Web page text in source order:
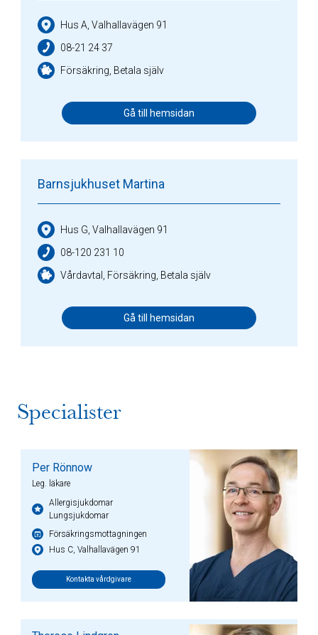
Hus A, Valhallavägen 91
08-21 24 37
Försäkring, Betala själv
Gå till hemsidan
Barnsjukhuset Martina
Hus G, Valhallavägen 91
08-120 231 10
Vårdavtal, Försäkring, Betala själv
Gå till hemsidan
Specialister
Per Rönnow
Leg. läkare
Allergisjukdomar
Lungsjukdomar
Försäkringsmottagningen
Hus C, Valhallavägen 91
Kontakta vårdgivare